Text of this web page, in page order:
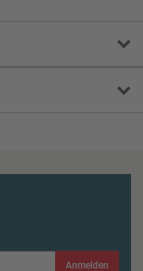
Anmelden